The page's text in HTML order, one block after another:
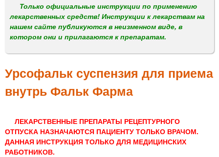
м
е
н
Только официальные инструкции по применению
лекарственных средств! Инструкции к лекарствам на
нашем сайте публикуются в неизменном виде, в
котором они и прилагаются к препаратам.
Урсофальк суспензия для приема
внутрь Фальк Фарма
ЛЕКАРСТВЕННЫЕ ПРЕПАРАТЫ РЕЦЕПТУРНОГО
ОТПУСКА НАЗНАЧАЮТСЯ ПАЦИЕНТУ ТОЛЬКО ВРАЧОМ.
ДАННАЯ ИНСТРУКЦИЯ ТОЛЬКО ДЛЯ МЕДИЦИНСКИХ
РАБОТНИКОВ.